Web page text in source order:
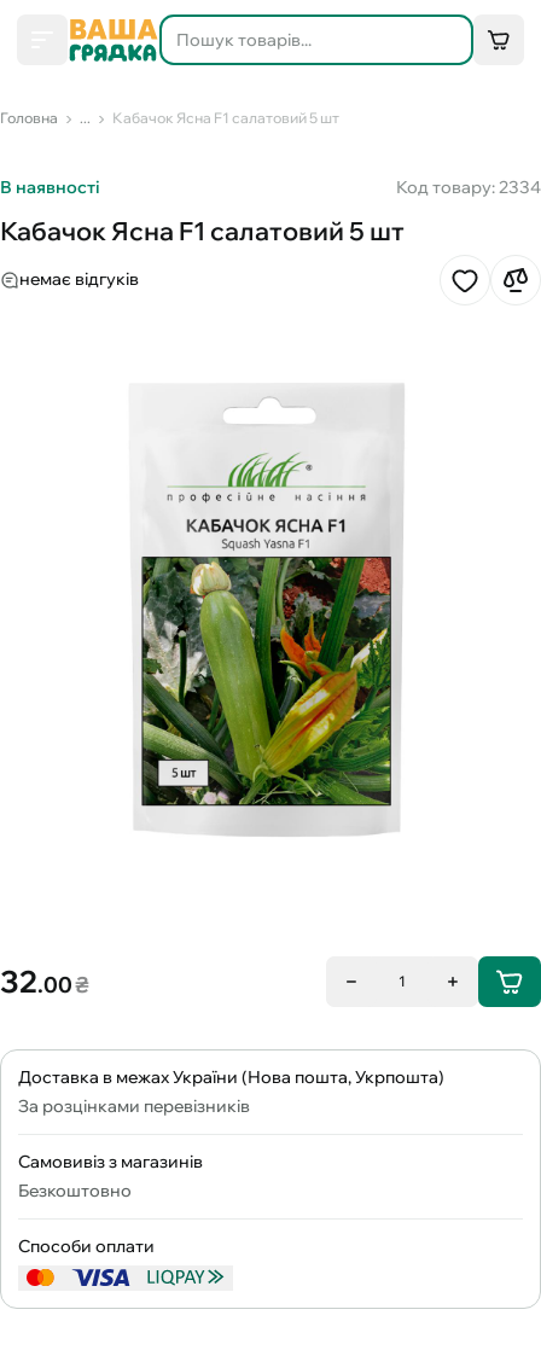
Головна ... Кабачок Ясна F1 салатовий 5 шт
В наявності Код товару: 2334
Кабачок Ясна F1 салатовий 5 шт
немає відгуків
32.00₴ 1
Доставка в межах України (Нова пошта, Укрпошта)
За розцінками перевізників
Самовивіз з магазинів
Безкоштовно
Способи оплати